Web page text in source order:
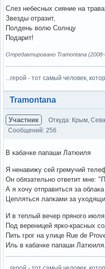
Слез небесных сияние на
Звезды отразит,
Полдень волю Солнцу
Подарит!
Отредактировано Tramontana (2008-
...герой - тот самый человек,
Вне форума
Tramontana
Участник Откуда: Крым,
Сообщений: 256
В кабачке папаши Латюиля
Я ненавижу сей гремучий
Он обязательно ответит мне:
А я хочу отправиться за
Цепляться лапками за
И в теплый вечер пряного июля
Под вереницей ярко-красных
Пить грог на улице Rue de
Иль в кабачке папаши Латюиля.